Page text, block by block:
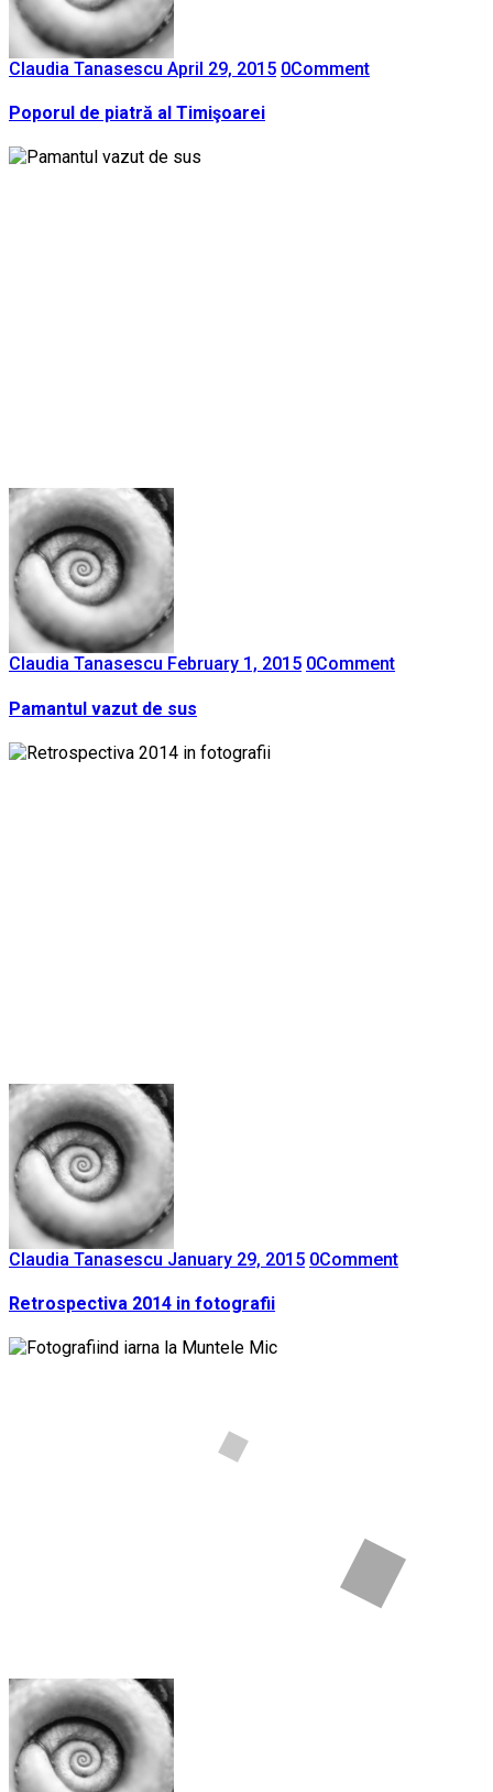
Claudia Tanasescu April 29, 2015 0Comment
Poporul de piatră al Timişoarei
Claudia Tanasescu February 1, 2015 0Comment
Pamantul vazut de sus
Claudia Tanasescu January 29, 2015 0Comment
Retrospectiva 2014 in fotografii